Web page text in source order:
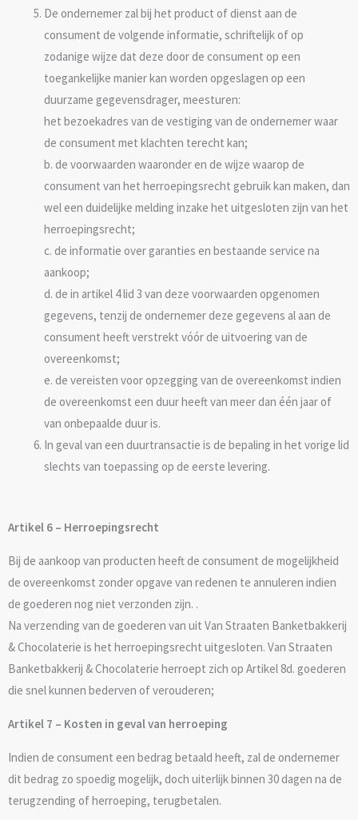
De ondernemer zal bij het product of dienst aan de
consument de volgende informatie, schriftelijk of op
zodanige wijze dat deze door de consument op een
toegankelijke manier kan worden opgeslagen op een
duurzame gegevensdrager, meesturen:
het bezoekadres van de vestiging van de ondernemer waar
de consument met klachten terecht kan;
b. de voorwaarden waaronder en de wijze waarop de
consument van het herroepingsrecht gebruik kan maken, dan
wel een duidelijke melding inzake het uitgesloten zijn van het
herroepingsrecht;
c. de informatie over garanties en bestaande service na
aankoop;
d. de in artikel 4 lid 3 van deze voorwaarden opgenomen
gegevens, tenzij de ondernemer deze gegevens al aan de
consument heeft verstrekt vóór de uitvoering van de
overeenkomst;
e. de vereisten voor opzegging van de overeenkomst indien
de overeenkomst een duur heeft van meer dan één jaar of
van onbepaalde duur is.
In geval van een duurtransactie is de bepaling in het vorige lid
slechts van toepassing op de eerste levering.
Artikel 6 – Herroepingsrecht
Bij de aankoop van producten heeft de consument de mogelijkheid
de overeenkomst zonder opgave van redenen te annuleren indien
de goederen nog niet verzonden zijn. .
Na verzending van de goederen van uit Van Straaten Banketbakkerij
& Chocolaterie is het herroepingsrecht uitgesloten. Van Straaten
Banketbakkerij & Chocolaterie herroept zich op Artikel 8d. goederen
die snel kunnen bederven of verouderen;
Artikel 7 – Kosten in geval van herroeping
Indien de consument een bedrag betaald heeft, zal de ondernemer
dit bedrag zo spoedig mogelijk, doch uiterlijk binnen 30 dagen na de
terugzending of herroeping, terugbetalen.